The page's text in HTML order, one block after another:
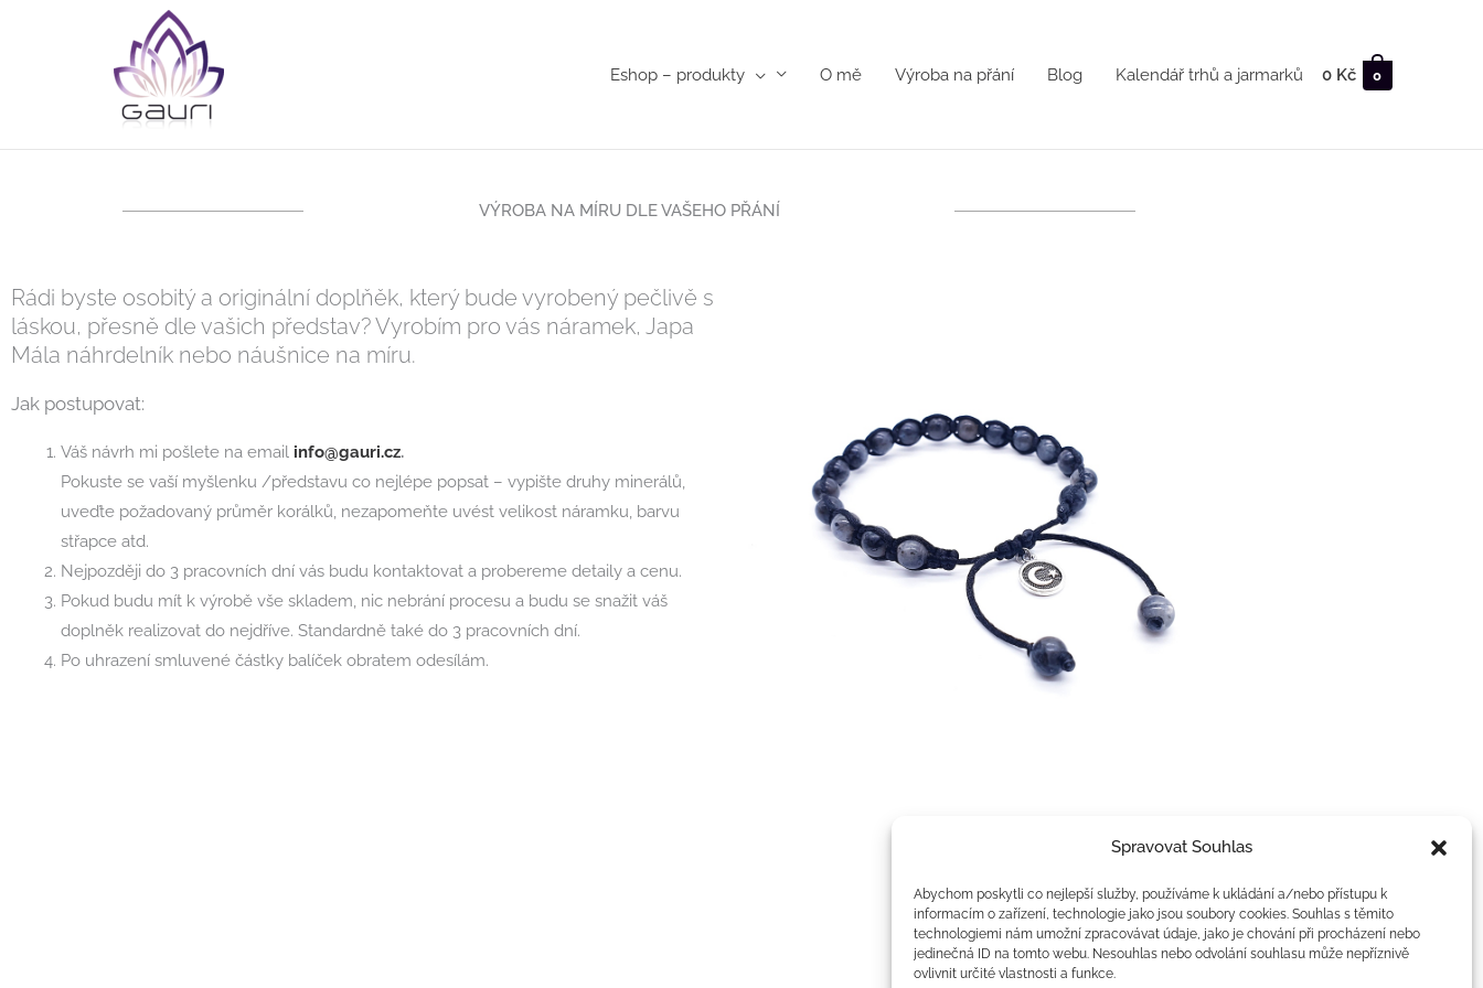
Spravovat Souhlas
Abychom poskytli co nejlepší služby, používáme k ukládání a/nebo přístupu k
informacím o zařízení, technologie jako jsou soubory cookies. Souhlas s těmito
technologiemi nám umožní zpracovávat údaje, jako je chování při procházení nebo
jedinečná ID na tomto webu. Nesouhlas nebo odvolání souhlasu může nepříznivě
ovlivnit určité vlastnosti a funkce.
Eshop – produkty O mě Výroba na přání Blog Kalendář trhů a jarmarků 0 Kč 0
VÝROBA NA MÍRU DLE VAŠEHO PŘÁNÍ
Rádi byste osobitý a originální doplňěk, který bude vyrobený pečlivě s
láskou, přesně dle vašich představ? Vyrobím pro vás náramek, Japa
Mála náhrdelník nebo náušnice na míru.
Jak postupovat:
Váš návrh mi pošlete na email info@gauri.cz.
Pokuste se vaší myšlenku /představu co nejlépe popsat – vypište druhy minerálů,
uveďte požadovaný průměr korálků, nezapomeňte uvést velikost náramku, barvu
střapce atd.
Nejpozději do 3 pracovních dní vás budu kontaktovat a probereme detaily a cenu.
Pokud budu mít k výrobě vše skladem, nic nebrání procesu a budu se snažit váš
doplněk realizovat do nejdříve. Standardně také do 3 pracovních dní.
Po uhrazení smluvené částky balíček obratem odesílám.